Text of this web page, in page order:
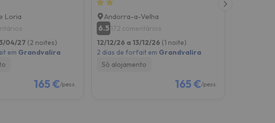
Loria
04/27 (2 noites)
em Grandvalira
165 €/pess.
Andorra-a-Velha
6.5 172 comentários
12/12/26 a 13/12/26 (1 noite)
2 dias de forfait em Grandvalira
Só alojamento
165 €/pess.